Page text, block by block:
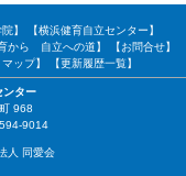
】
【横浜健育自立センター】
から 自立への道】
【お問合せ】
ップ】 【更新履歴一覧】
ンター
968
9014
人 同愛会